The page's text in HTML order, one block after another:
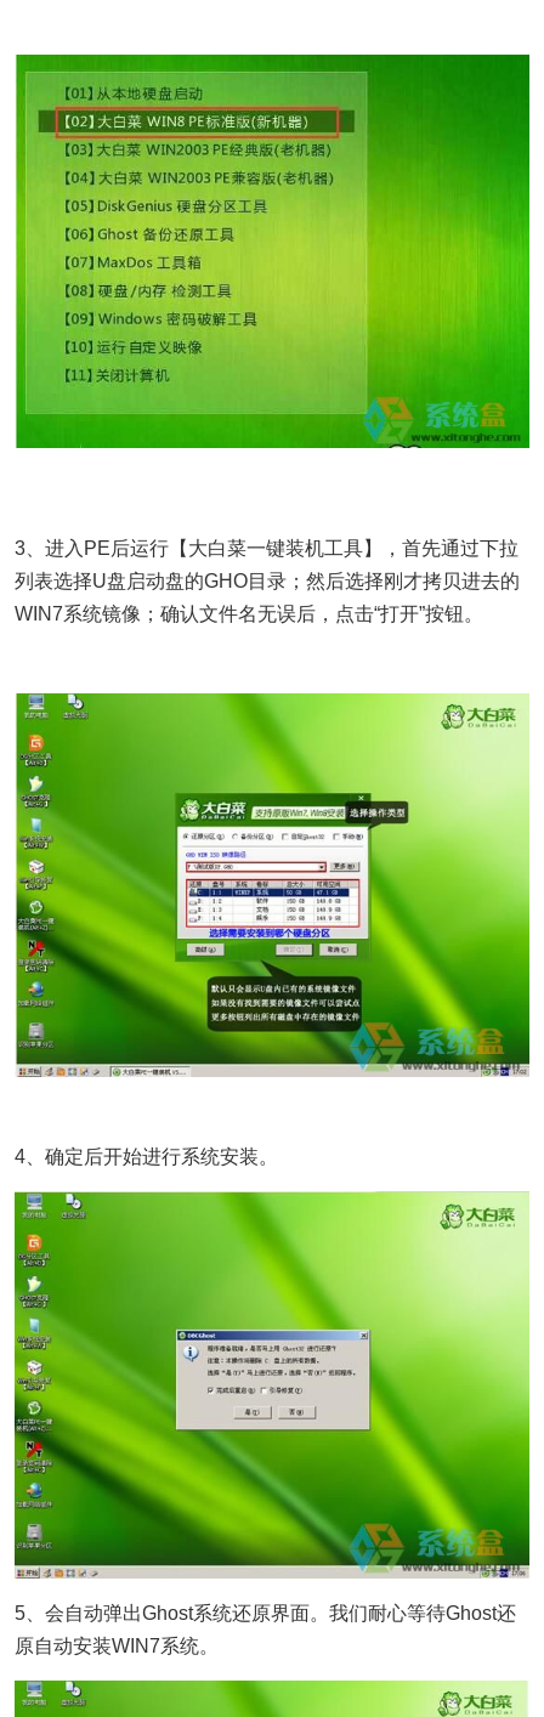
3、进入PE后运行【大白菜一键装机工具】，首先通过下拉
列表选择U盘启动盘的GHO目录；然后选择刚才拷贝进去的
WIN7系统镜像；确认文件名无误后，点击“打开”按钮。
4、确定后开始进行系统安装。
5、会自动弹出Ghost系统还原界面。我们耐心等待Ghost还
原自动安装WIN7系统。